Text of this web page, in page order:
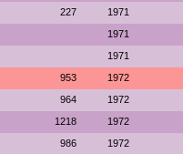
227 1971
1971
1971
953 1972
964 1972
1218 1972
986 1972